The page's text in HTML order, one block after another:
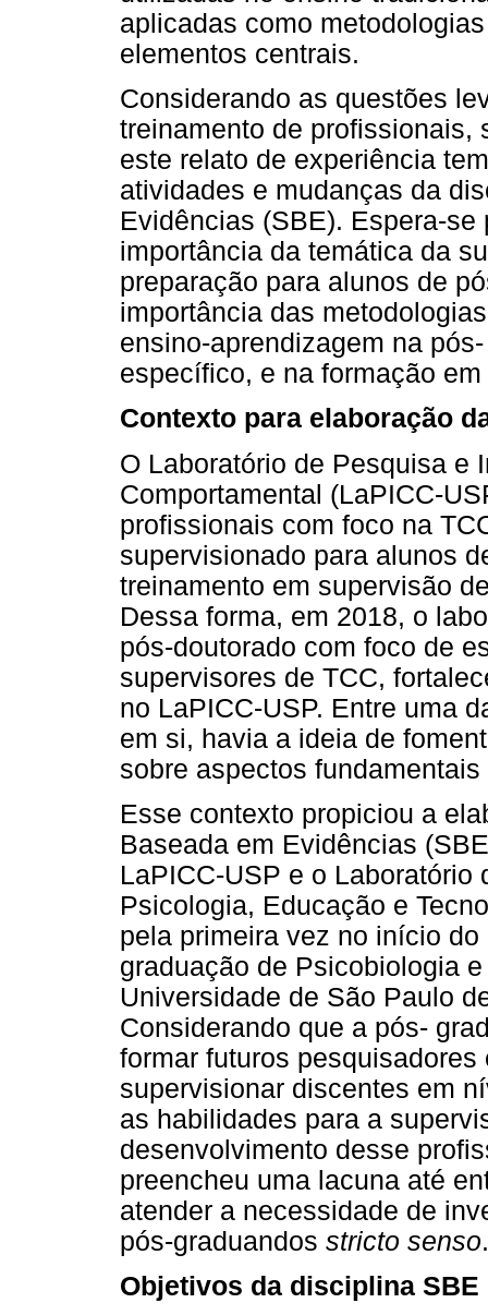
aplicadas como
elementos centrais.
Considerando as questões
treinamento de profissionais,
este relato de experiência
atividades e mudanças da
Evidências (SBE). Espera-
importância da temática da
preparação para alunos de
importância das
ensino-aprendizagem na
específico, e na formação
Contexto para elaboração
O Laboratório de Pesquisa e
Comportamental (LaPICC-
profissionais com foco na
supervisionado para alunos
treinamento em supervisão
Dessa forma, em 2018, o
pós-doutorado com foco de
supervisores de TCC,
no LaPICC-USP. Entre uma
em si, havia a ideia de
sobre aspectos
Esse contexto propiciou a
Baseada em Evidências
LaPICC-USP e o
Psicologia, Educação e
pela primeira vez no início
graduação de Psicobiologia
Universidade de São Paulo
Considerando que a pós-
formar futuros
supervisionar discentes em
as habilidades para a
desenvolvimento desse
preencheu uma lacuna até
atender a necessidade de
pós-graduandos stricto senso.
Objetivos da disciplina SBE